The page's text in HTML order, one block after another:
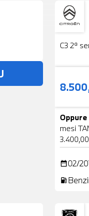
Usato
C3 2ª
mesi
date_range02/
local_gas_station